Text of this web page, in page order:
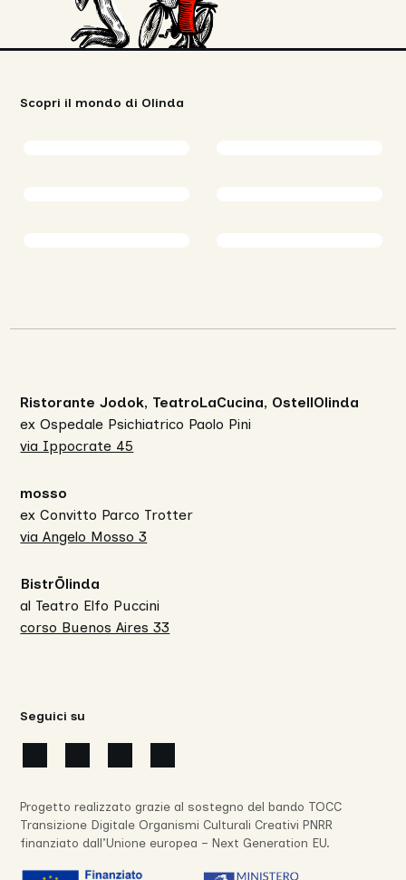
Scopri il mondo di Olinda
Ristorante Jodok, TeatroLaCucina, OstellOlinda
ex Ospedale Psichiatrico Paolo Pini
via Ippocrate 45
mosso
ex Convitto Parco Trotter
via Angelo Mosso 3
BistrŌlinda
al Teatro Elfo Puccini
corso Buenos Aires 33
Seguici su
Progetto realizzato grazie al sostegno del bando TOCC
Transizione Digitale Organismi Culturali Creativi PNRR
finanziato dall’Unione europea – Next Generation EU.